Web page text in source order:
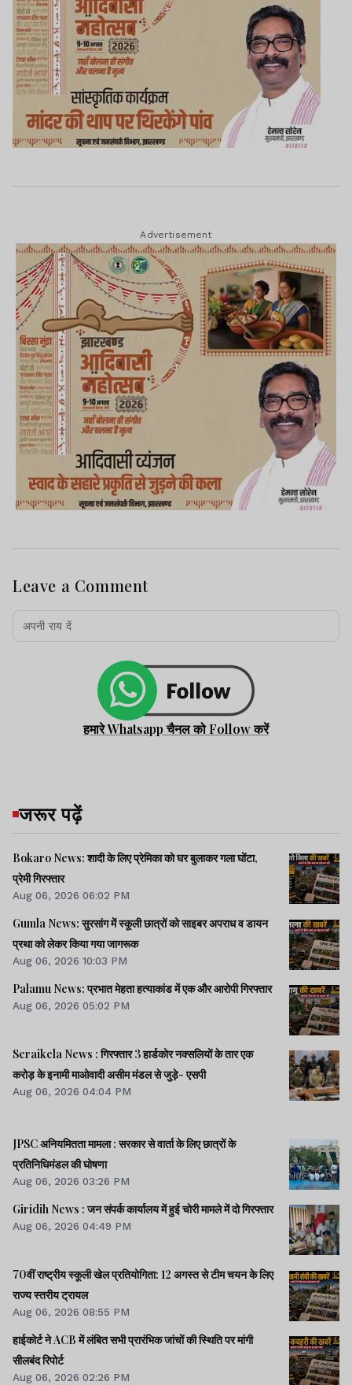
Advertisement
Leave a Comment
हमारे Whatsapp चैनल को Follow करें
जरूर पढ़ें
Bokaro News: शादी के लिए प्रेमिका को घर बुलाकर गला घोंटा,
प्रेमी गिरफ्तार
Aug 06, 2026 06:02 PM
Gumla News: सुरसांग में स्कूली छात्रों को साइबर अपराध व डायन
प्रथा को लेकर किया गया जागरूक
Aug 06, 2026 10:03 PM
Palamu News: प्रभात मेहता हत्याकांड में एक और आरोपी गिरफ्तार
Aug 06, 2026 05:02 PM
Seraikela News : गिरफ्तार 3 हार्डकोर नक्सलियों के तार एक
करोड़ के इनामी माओवादी असीम मंडल से जुड़े- एसपी
Aug 06, 2026 04:04 PM
JPSC अनियमितता मामला : सरकार से वार्ता के लिए छात्रों के
प्रतिनिधिमंडल की घोषणा
Aug 06, 2026 03:26 PM
Giridih News : जन संपर्क कार्यालय में हुई चोरी मामले में दो गिरफ्तार
Aug 06, 2026 04:49 PM
70वीं राष्ट्रीय स्कूली खेल प्रतियोगिता: 12 अगस्त से टीम चयन के लिए
राज्य स्तरीय ट्रायल
Aug 06, 2026 08:55 PM
हाईकोर्ट ने ACB में लंबित सभी प्रारंभिक जांचों की स्थिति पर मांगी
सीलबंद रिपोर्ट
Aug 06, 2026 02:26 PM